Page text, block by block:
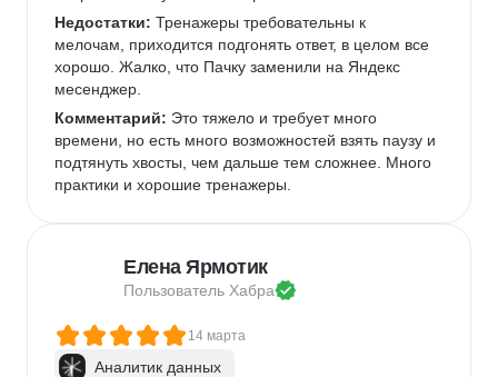
Недостатки: Тренажеры требовательны к
мелочам, приходится подгонять ответ, в целом все
хорошо. Жалко, что Пачку заменили на Яндекс
месенджер.
Комментарий: Это тяжело и требует много
времени, но есть много возможностей взять паузу и
подтянуть хвосты, чем дальше тем сложнее. Много
практики и хорошие тренажеры.
Елена Ярмотик
Пользователь Хабра
14 марта
Аналитик данных